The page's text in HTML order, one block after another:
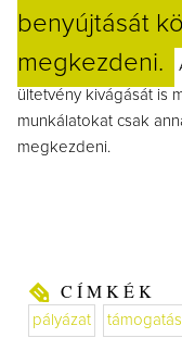
benyújtását
megkezdeni.
ültetvény kivágását is
munkálatokat csak
megkezdeni.
CÍMKÉK
pályázat támogatás